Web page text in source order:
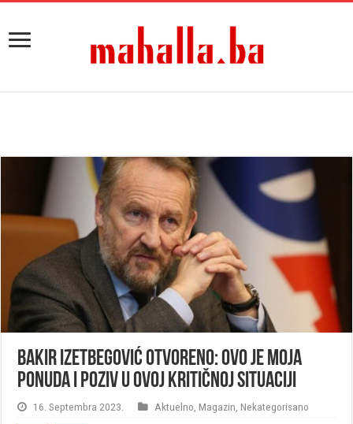
Bakir Izetbegović otvoreno: Ovo je moja
ponuda i poziv u ovoj kritičnoj situaciji
16. Septembra 2023. Aktuelno Magazin Nekategorisano